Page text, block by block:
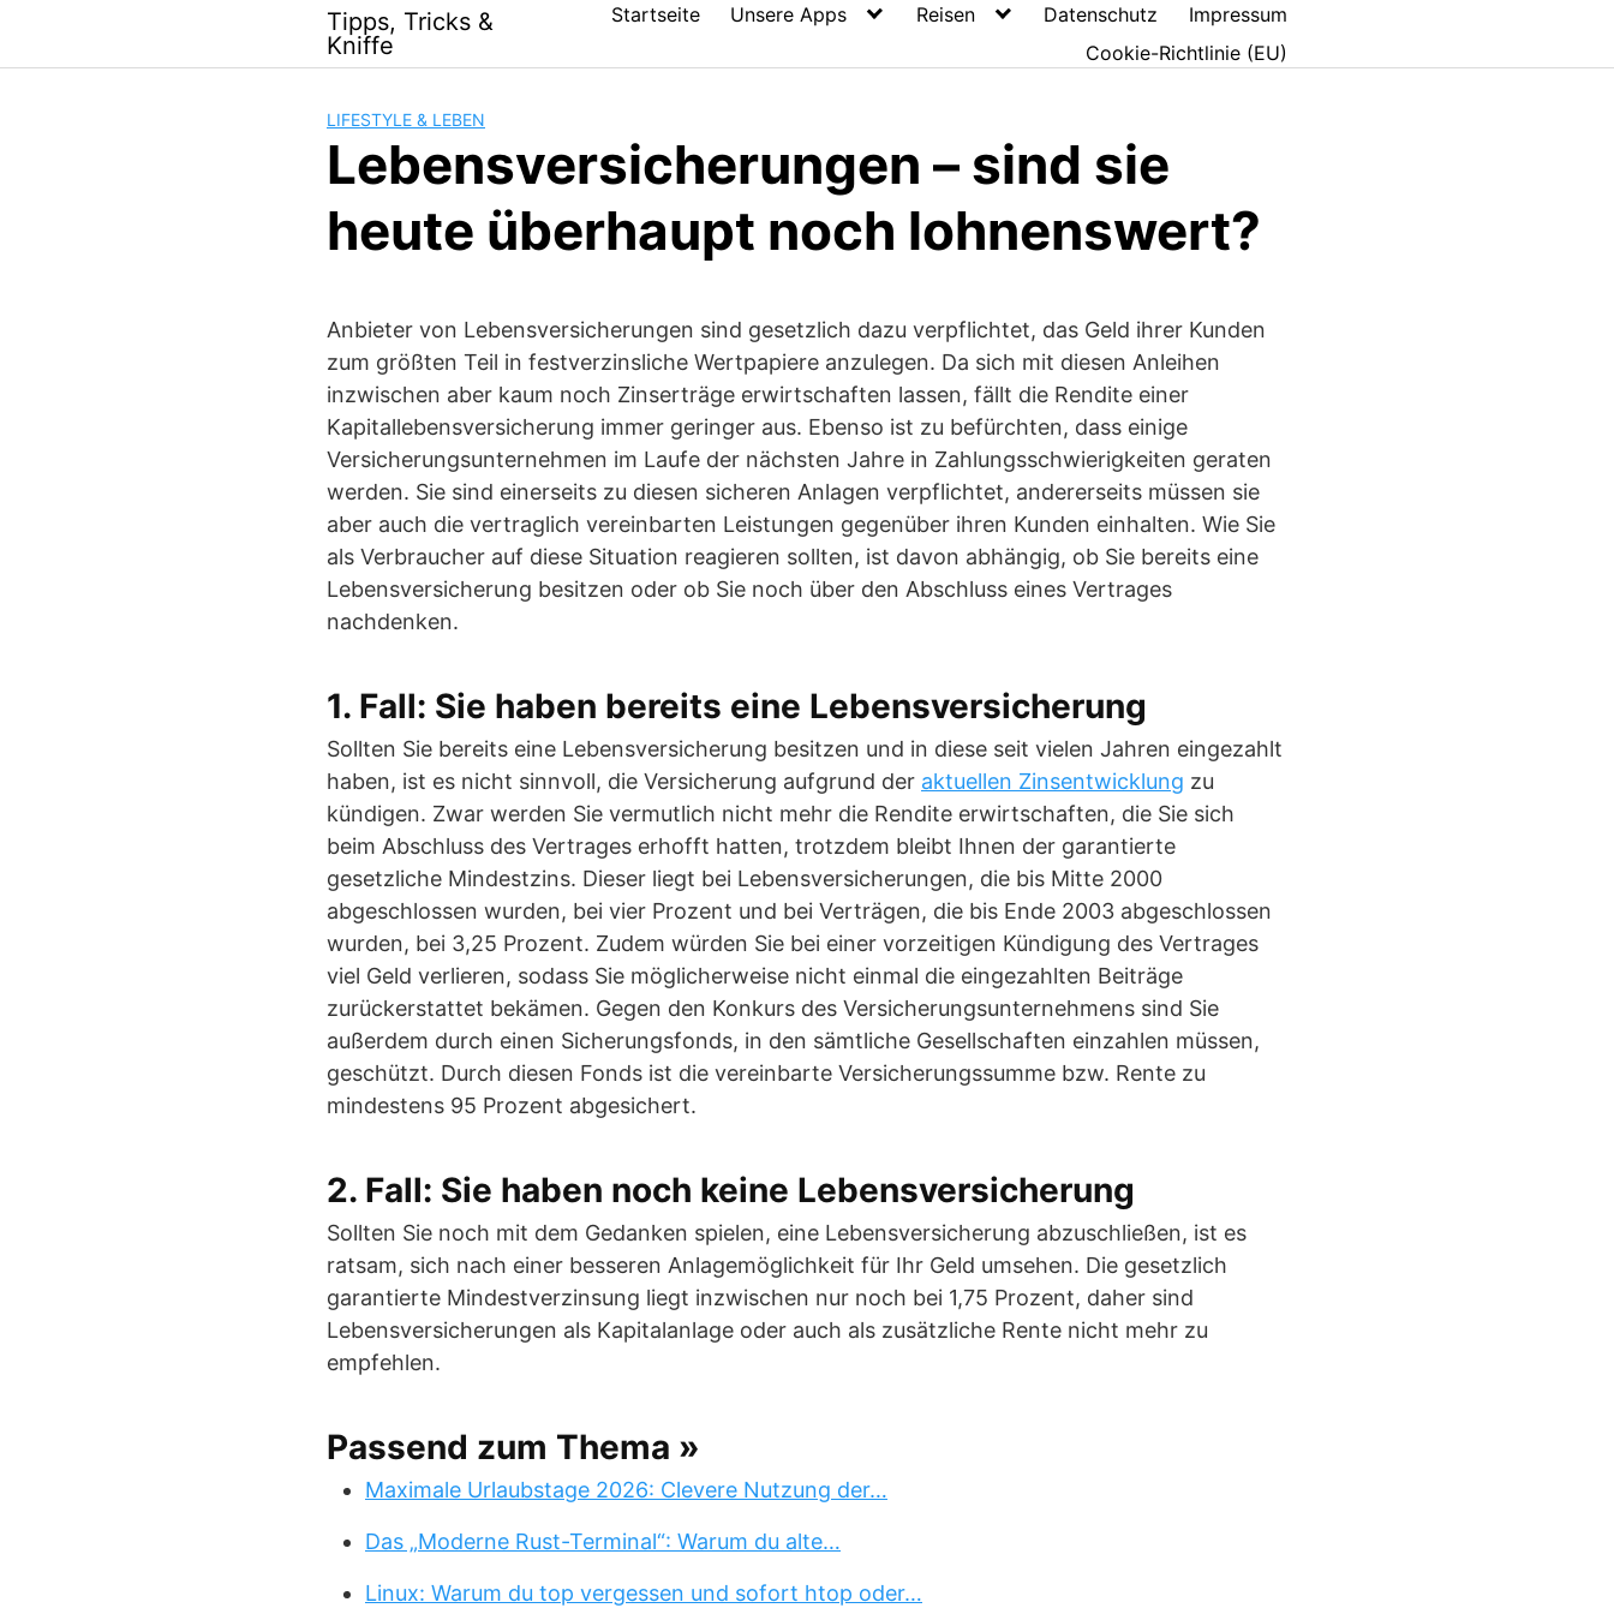
content
Tipps, Tricks &
Kniffe
Startseite Unsere Apps Reisen Datenschutz
Impressum
Cookie-Richtlinie (EU)
LIFESTYLE & LEBEN
Lebensversicherungen – sind sie
heute überhaupt noch lohnenswert?
Anbieter von Lebensversicherungen sind gesetzlich dazu verpflichtet, das Geld ihrer Kunden
zum größten Teil in festverzinsliche Wertpapiere anzulegen. Da sich mit diesen Anleihen
inzwischen aber kaum noch Zinserträge erwirtschaften lassen, fällt die Rendite einer
Kapitallebensversicherung immer geringer aus. Ebenso ist zu befürchten, dass einige
Versicherungsunternehmen im Laufe der nächsten Jahre in Zahlungsschwierigkeiten geraten
werden. Sie sind einerseits zu diesen sicheren Anlagen verpflichtet, andererseits müssen sie
aber auch die vertraglich vereinbarten Leistungen gegenüber ihren Kunden einhalten. Wie Sie
als Verbraucher auf diese Situation reagieren sollten, ist davon abhängig, ob Sie bereits eine
Lebensversicherung besitzen oder ob Sie noch über den Abschluss eines Vertrages
nachdenken.
1. Fall: Sie haben bereits eine Lebensversicherung
Sollten Sie bereits eine Lebensversicherung besitzen und in diese seit vielen Jahren eingezahlt
haben, ist es nicht sinnvoll, die Versicherung aufgrund der aktuellen Zinsentwicklung zu
kündigen. Zwar werden Sie vermutlich nicht mehr die Rendite erwirtschaften, die Sie sich
beim Abschluss des Vertrages erhofft hatten, trotzdem bleibt Ihnen der garantierte
gesetzliche Mindestzins. Dieser liegt bei Lebensversicherungen, die bis Mitte 2000
abgeschlossen wurden, bei vier Prozent und bei Verträgen, die bis Ende 2003 abgeschlossen
wurden, bei 3,25 Prozent. Zudem würden Sie bei einer vorzeitigen Kündigung des Vertrages
viel Geld verlieren, sodass Sie möglicherweise nicht einmal die eingezahlten Beiträge
zurückerstattet bekämen. Gegen den Konkurs des Versicherungsunternehmens sind Sie
außerdem durch einen Sicherungsfonds, in den sämtliche Gesellschaften einzahlen müssen,
geschützt. Durch diesen Fonds ist die vereinbarte Versicherungssumme bzw. Rente zu
mindestens 95 Prozent abgesichert.
2. Fall: Sie haben noch keine Lebensversicherung
Sollten Sie noch mit dem Gedanken spielen, eine Lebensversicherung abzuschließen, ist es
ratsam, sich nach einer besseren Anlagemöglichkeit für Ihr Geld umsehen. Die gesetzlich
garantierte Mindestverzinsung liegt inzwischen nur noch bei 1,75 Prozent, daher sind
Lebensversicherungen als Kapitalanlage oder auch als zusätzliche Rente nicht mehr zu
empfehlen.
Passend zum Thema »
Maximale Urlaubstage 2026: Clevere Nutzung der…
Das „Moderne Rust-Terminal“: Warum du alte…
Linux: Warum du top vergessen und sofort htop oder…